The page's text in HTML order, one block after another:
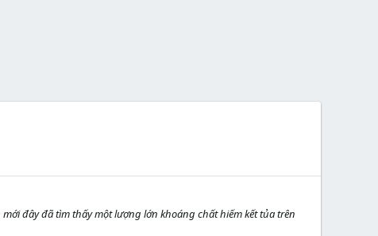
đây đã tìm thấy một lượng lớn khoáng chất hiếm kết tủa trên